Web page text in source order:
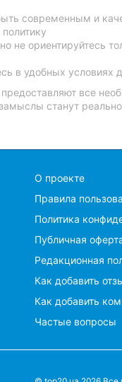
современным и
не ориентируйтесь
в удобных условиях
все
станут
O проекте
Правила
Политика
Публичная
Редакционная
Как добавить
Как добавить
Частые вопросы